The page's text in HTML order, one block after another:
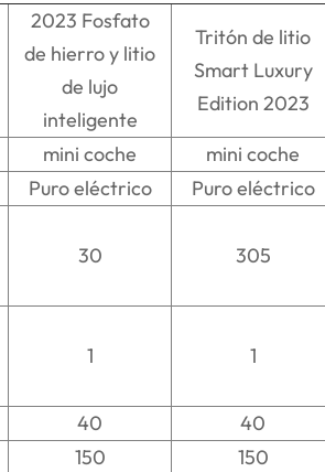
2023 Fosfato
de hierro y litio
de lujo
inteligente
Tritón de litio
Smart Luxury
Edition 2023
mini coche mini coche
Puro eléctrico Puro eléctrico
30 305
1 1
40 40
150 150